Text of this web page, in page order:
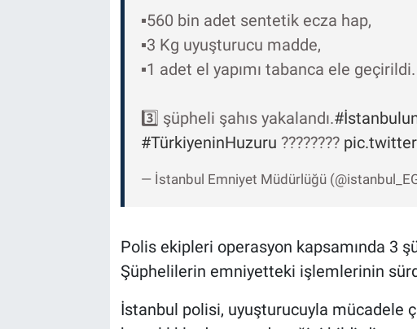
▪️560 bin adet sentetik ecza hap,
▪️3 Kg uyuşturucu madde,
▪️1 adet el yapımı tabanca ele geçirildi.
3️⃣ şüpheli şahıs yakalandı.
#TürkiyeninHuzuru ????????
— İstanbul Emniyet Müdürlüğü
Polis ekipleri operasyon kapsamında 3
Şüphelilerin emniyetteki işlemlerinin
İstanbul polisi, uyuşturucuyla mücadele